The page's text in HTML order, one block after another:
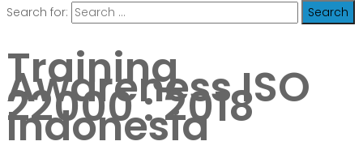
Search for:
Training
Awareness ISO
22000 : 2018
Indonesia